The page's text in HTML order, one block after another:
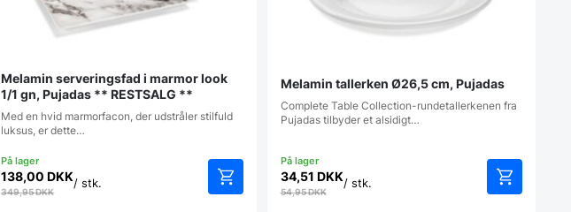
Melamin serveringsfad i marmor look
1/1 gn, Pujadas ** RESTSALG **
Med en hvid marmorfacon, der udstråler stilfuld
luksus, er dette…
138,00DKK
349,95DKK
/ stk.
Melamin tallerken Ø26,5 cm, Pujadas
Complete Table Collection-rundetallerkenen fra
Pujadas tilbyder et alsidigt…
34,51 DKK
54,95DKK
/ stk.